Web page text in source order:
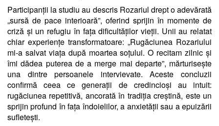
Participanții la studiu au descris Rozariul drept o adevărată
„sursă de pace interioară”, oferind sprijin în momente de
criză și un refugiu în fața dificultăților vieții. Unii au relatat
chiar experiențe transformatoare: „Rugăciunea Rozariului
mi-a salvat viața după moartea soțului. O recitam zilnic și
îmi dădea puterea de a merge mai departe”, mărturisește
una dintre persoanele intervievate. Aceste concluzii
confirmă ceea ce generații de credincioși au intuit:
rugăciunea repetitivă, ancorată în tradiția creștină, este un
sprijin profund în fața îndoielilor, a anxietății sau a epuizării
sufletești.